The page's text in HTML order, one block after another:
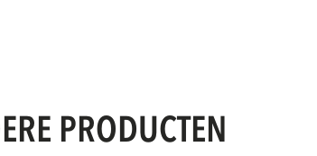
PRODUCTEN